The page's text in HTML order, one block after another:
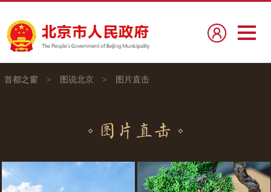
首都之窗 > 图说北京 > 图片直击